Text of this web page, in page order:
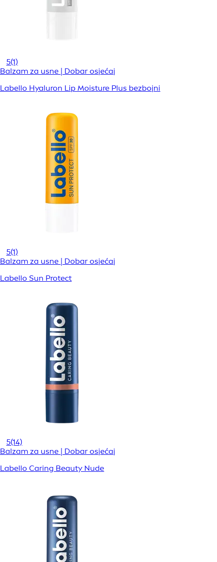
5(1)
Balzam za usne | Dobar osjećaj
Labello Hyaluron Lip Moisture Plus bezbojni
5(1)
Balzam za usne | Dobar osjećaj
Labello Sun Protect
5(14)
Balzam za usne | Dobar osjećaj
Labello Caring Beauty Nude